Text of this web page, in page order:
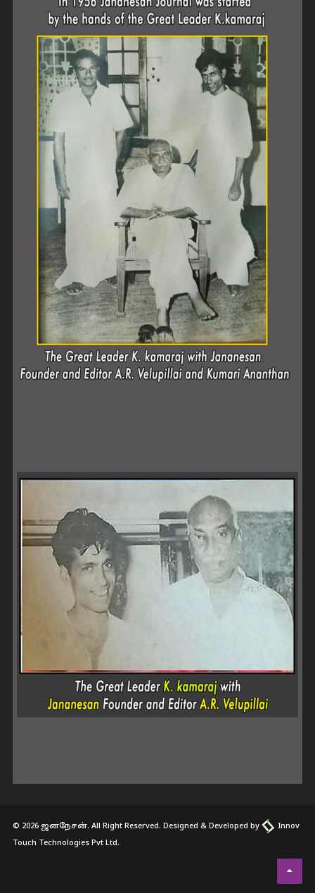
© 2026 ஜனநேசன். All Right Reserved. Designed & Developed by
Innov
Touch Technologies Pvt Ltd.